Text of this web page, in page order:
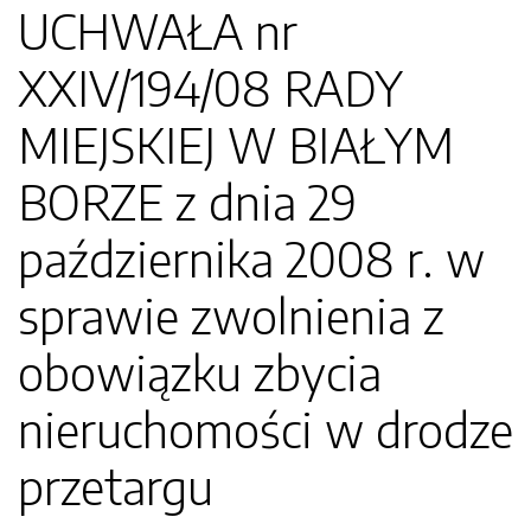
UCHWAŁA nr
XXIV/194/08 RADY
MIEJSKIEJ W BIAŁYM
BORZE z dnia 29
października 2008 r. w
sprawie zwolnienia z
obowiązku zbycia
nieruchomości w drodze
przetargu